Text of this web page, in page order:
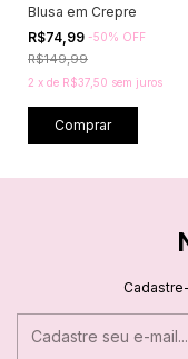
Blusa em Crepre
R$74,99 -50% OFF
R$149,99
2 x de R$37,50 sem juros
Comprar